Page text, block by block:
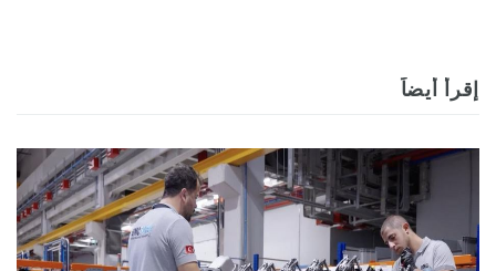
إقرأ أيضاً